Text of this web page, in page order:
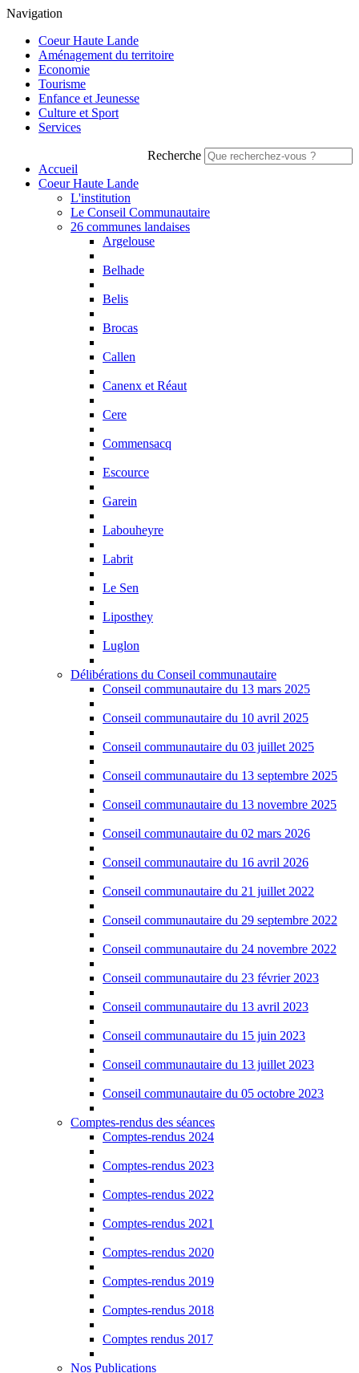
Navigation
Coeur Haute Lande
Aménagement du territoire
Economie
Tourisme
Enfance et Jeunesse
Culture et Sport
Services
Recherche
Accueil
Coeur Haute Lande
L'institution
Le Conseil Communautaire
26 communes landaises
Argelouse
Belhade
Belis
Brocas
Callen
Canenx et Réaut
Cere
Commensacq
Escource
Garein
Labouheyre
Labrit
Le Sen
Liposthey
Luglon
Délibérations du Conseil communautaire
Conseil communautaire du 13 mars 2025
Conseil communautaire du 10 avril 2025
Conseil communautaire du 03 juillet 2025
Conseil communautaire du 13 septembre 2025
Conseil communautaire du 13 novembre 2025
Conseil communautaire du 02 mars 2026
Conseil communautaire du 16 avril 2026
Conseil communautaire du 21 juillet 2022
Conseil communautaire du 29 septembre 2022
Conseil communautaire du 24 novembre 2022
Conseil communautaire du 23 février 2023
Conseil communautaire du 13 avril 2023
Conseil communautaire du 15 juin 2023
Conseil communautaire du 13 juillet 2023
Conseil communautaire du 05 octobre 2023
Comptes-rendus des séances
Comptes-rendus 2024
Comptes-rendus 2023
Comptes-rendus 2022
Comptes-rendus 2021
Comptes-rendus 2020
Comptes-rendus 2019
Comptes-rendus 2018
Comptes rendus 2017
Nos Publications